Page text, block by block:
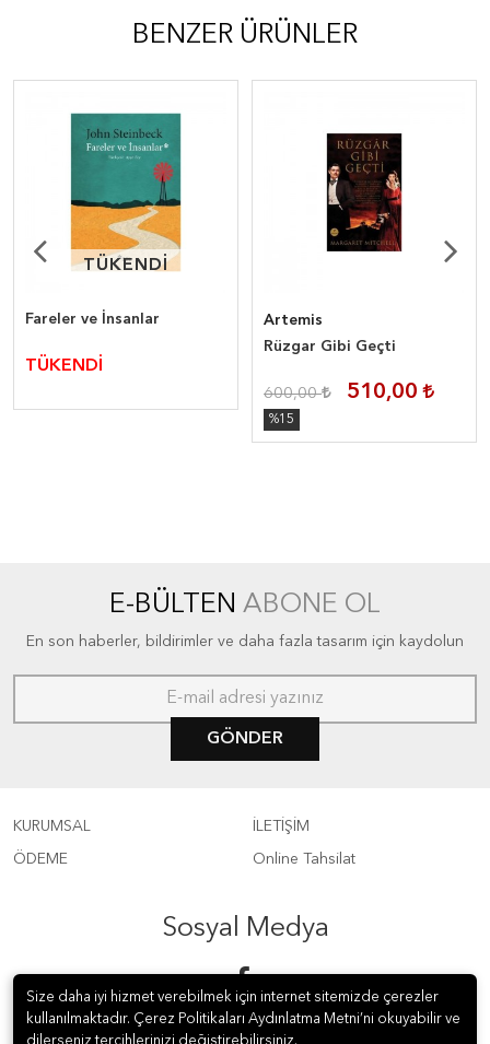
BENZER ÜRÜNLER
TÜKENDİ
TÜKENDİ
Fareler ve İnsanlar
TÜKENDİ
Artemis
Rüzgar Gibi Geçti
600,00 510,00
%15
E-BÜLTEN ABONE OL
En son haberler, bildirimler ve daha fazla tasarım için kaydolun
GÖNDER
KURUMSAL
ÖDEME
İLETİŞİM
Online Tahsilat
Sosyal Medya
Size daha iyi hizmet verebilmek için internet sitemizde çerezler
kullanılmaktadır. Çerez Politikaları Aydınlatma Metni’ni okuyabilir ve